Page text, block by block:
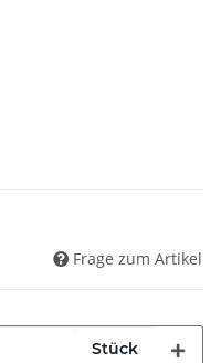
Frage zum Artikel
Stück